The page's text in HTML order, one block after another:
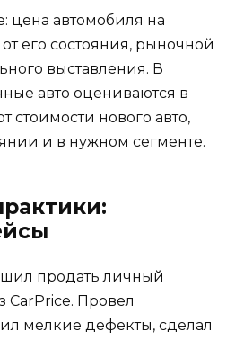
цена автомобиля на
его состояния, рыночной
выставления. В
авто оцениваются в
стоимости нового авто,
и в нужном сегменте.
продать личный
CarPrice. Провел
мелкие дефекты, сделал